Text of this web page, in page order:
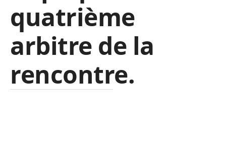
quatrième
arbitre de la
rencontre.